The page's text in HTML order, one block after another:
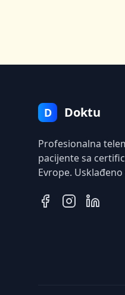
D Doktu
Profesionalna
pacijente sa
Evrope.